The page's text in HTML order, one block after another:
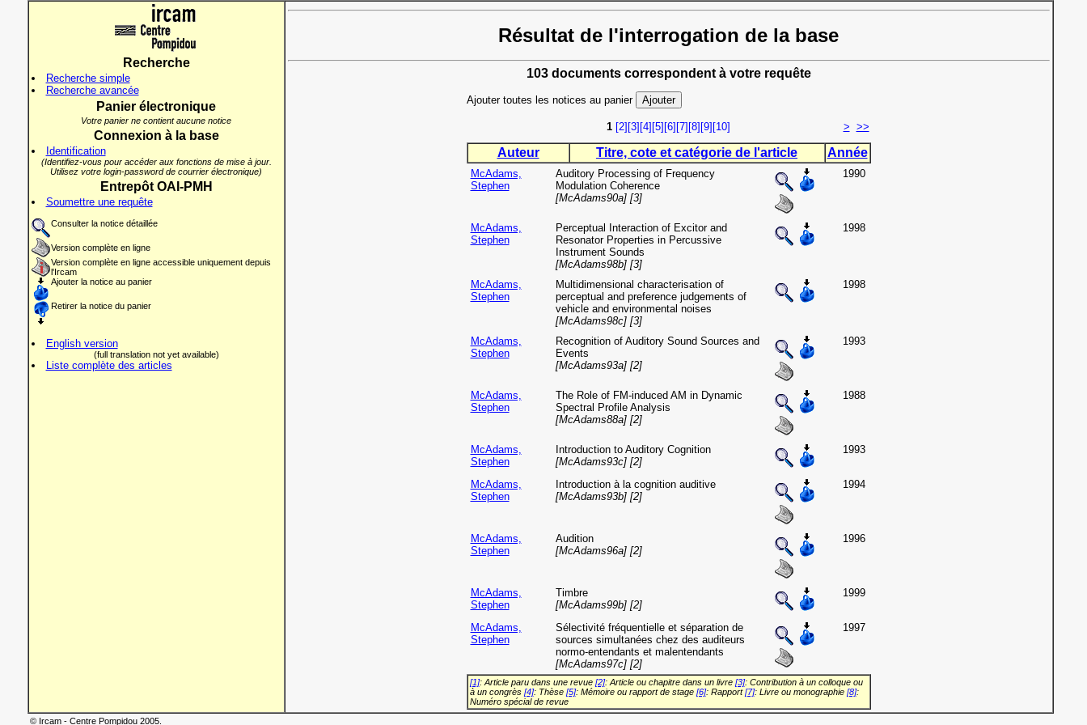
Recherche
Recherche simple
Recherche avancée
Panier électronique
Votre panier ne contient aucune notice
Connexion à la base
Identification
(Identifiez-vous pour accéder aux fonctions de mise à jour.
Utilisez votre login-password de courrier électronique)
Entrepôt OAI-PMH
Soumettre une requête
Consulter la notice détaillée
Version complète en ligne
Version complète en ligne accessible uniquement depuis
l'Ircam
Ajouter la notice au panier
Retirer la notice du panier
English version
(full translation not yet available)
Liste complète des articles
Résultat de l'interrogation de la base
103 documents correspondent à votre requête
Ajouter toutes les notices au panier
1 [2] [3] [4] [5] [6] [7] [8] [9] [10] > >>
Auteur Titre, cote et catégorie de l'article Année
McAdams,
Stephen
Auditory Processing of Frequency
Modulation Coherence
[McAdams90a] [3]
1990
McAdams,
Stephen
Perceptual Interaction of Excitor and
Resonator Properties in Percussive
Instrument Sounds
[McAdams98b] [3]
1998
McAdams,
Stephen
Multidimensional characterisation of
perceptual and preference judgements of
vehicle and environmental noises
[McAdams98c] [3]
1998
McAdams,
Stephen
Recognition of Auditory Sound Sources and
Events
[McAdams93a] [2]
1993
McAdams,
Stephen
The Role of FM-induced AM in Dynamic
Spectral Profile Analysis
[McAdams88a] [2]
1988
McAdams,
Stephen
Introduction to Auditory Cognition
[McAdams93c] [2]
1993
McAdams,
Stephen
Introduction à la cognition auditive
[McAdams93b] [2]
1994
McAdams,
Stephen
Audition
[McAdams96a] [2]
1996
McAdams,
Stephen
Timbre
[McAdams99b] [2]
1999
McAdams,
Stephen
Sélectivité fréquentielle et séparation de
sources simultanées chez des auditeurs
normo-entendants et malentendants
[McAdams97c] [2]
1997
[1]: Article paru dans une revue [2]: Article ou chapitre dans un livre [3]: Contribution à un colloque ou
à un congrès [4]: Thèse [5]: Mémoire ou rapport de stage [6]: Rapport[7]: Livre ou monographie [8]:
Numéro spécial de revue
© Ircam - Centre Pompidou 2005.